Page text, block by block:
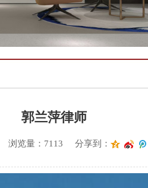
郭兰萍律师
浏览量：7113 分享到：